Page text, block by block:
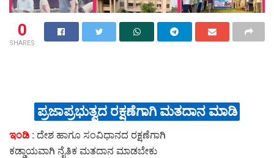
0
SHARES
ಪ್ರಜಾಪ್ರಭುತ್ವದ ರಕ್ಷಣೆಗಾಗಿ ಮತದಾನ ಮಾಡಿ
ಇಂಡಿ : ದೇಶ ಹಾಗೂ ಸಂವಿಧಾನದ ರಕ್ಷಣೆಗಾಗಿ
ಕಡ್ಡಾಯವಾಗಿ ನೈತಿಕ ಮತದಾನ ಮಾಡಬೇಕು